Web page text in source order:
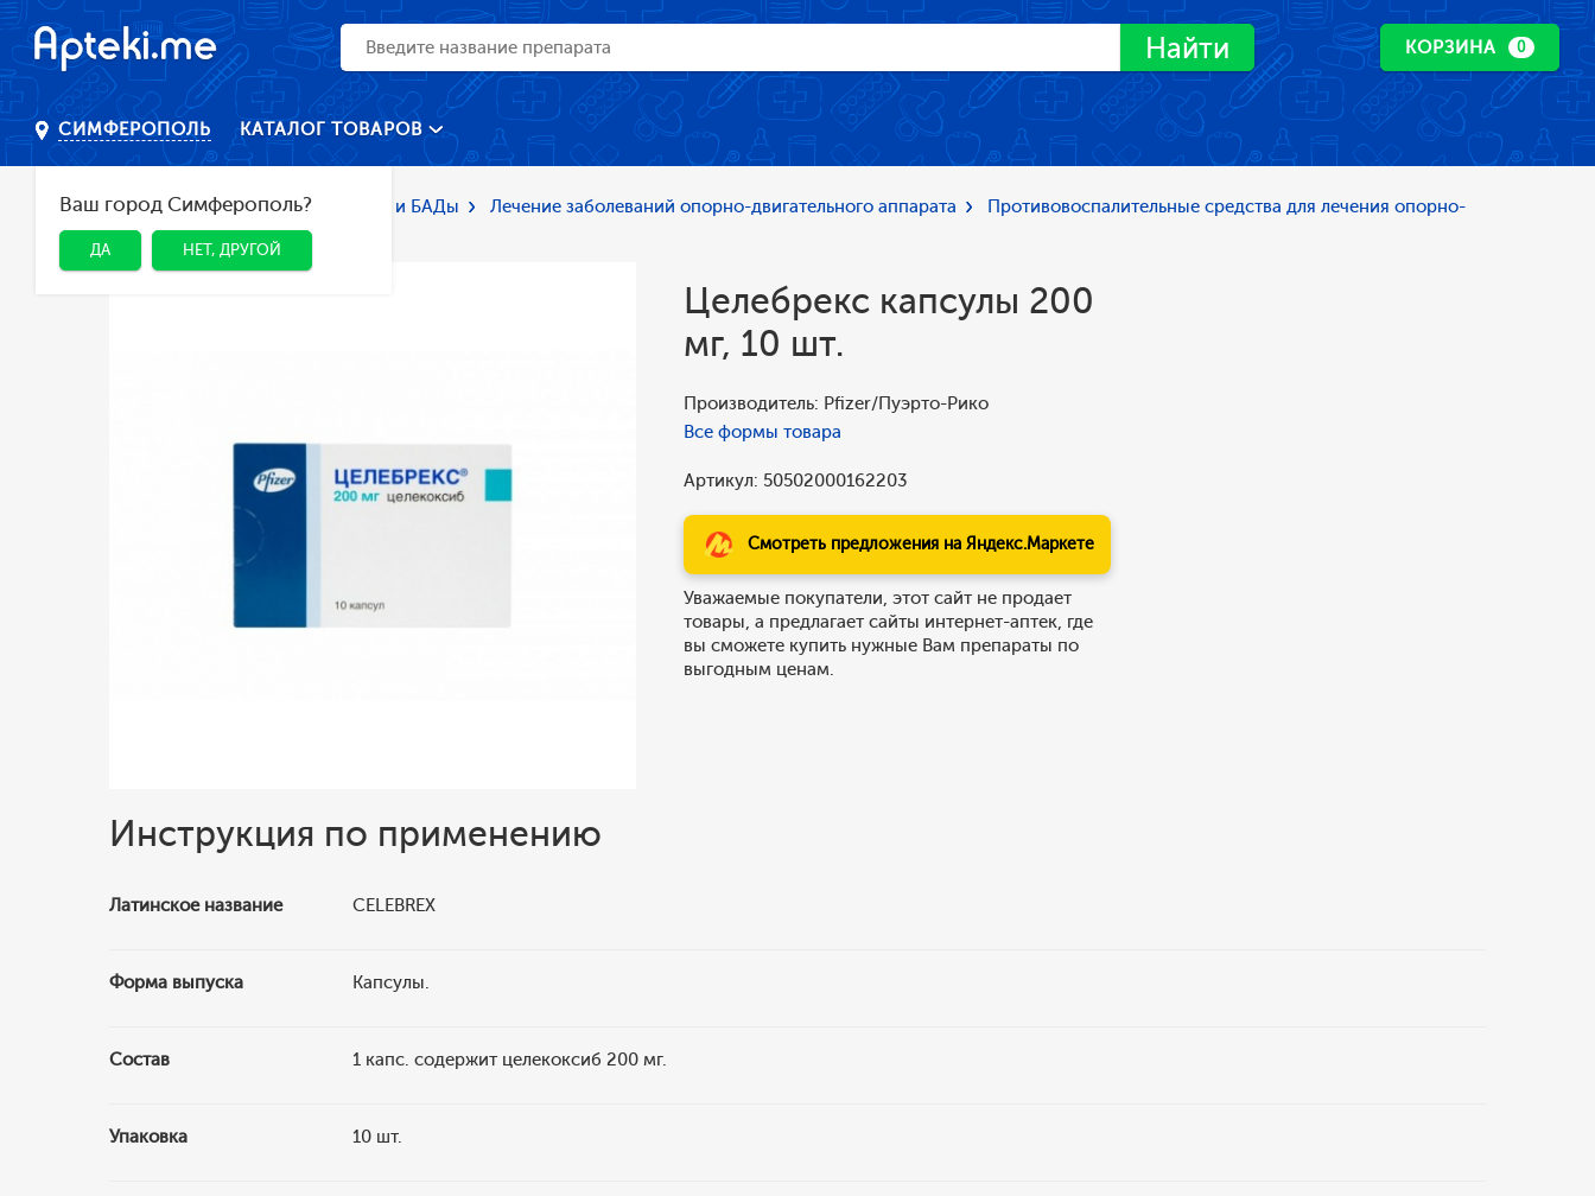
Найти КОРЗИНА 0
СИМФЕРОПОЛЬ
Ваш город Симферополь?
ДА НЕТ, ДРУГОЙ
КАТАЛОГ ТОВАРОВ
Главная Каталог Лекарства и БАДы Лечение заболеваний опорно-двигательного аппарата
Противовоспалительные средства для лечения опорно-
двигательного аппарата
Целебрекс капсулы 200
мг, 10 шт.
Производитель: Pfizer/Пуэрто-Рико
Все формы товара
Артикул: 50502000162203
Смотреть предложения на Яндекс.Маркете
Уважаемые покупатели, этот сайт не продает
товары, а предлагает сайты интернет-аптек, где
вы сможете купить нужные Вам препараты по
выгодным ценам.
Инструкция по применению
Латинское название CELEBREX
Форма выпуска Капсулы.
Состав 1 капс. содержит целекоксиб 200 мг.
Упаковка 10 шт.